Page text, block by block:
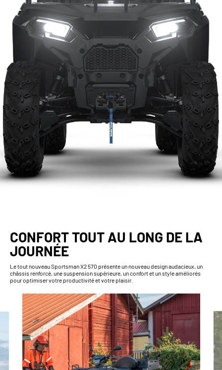
CONFORT TOUT AU LONG DE LA
JOURNÉE
Le tout nouveau Sportsman X2 570 présente un nouveau design audacieux, un
châssis renforcé, une suspension supérieure, un confort et un style améliorés
pour optimiser votre productivité et votre plaisir.